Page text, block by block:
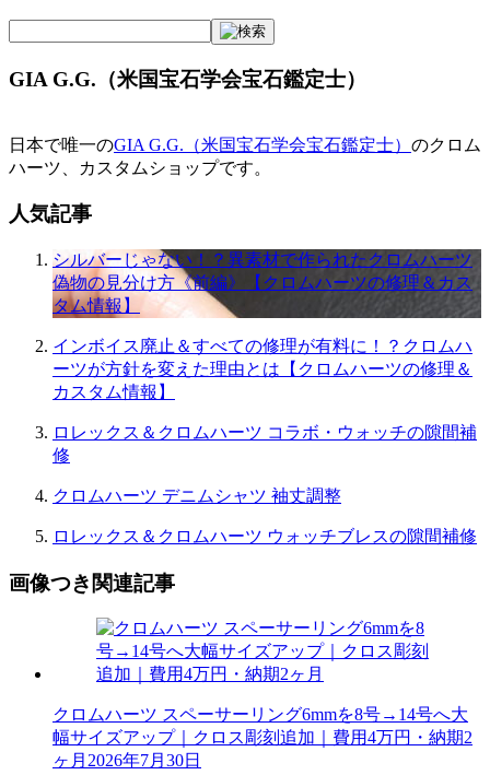
GIA G.G.（米国宝石学会宝石鑑定士）
日本で唯一のGIA G.G.（米国宝石学会宝石鑑定士） のクロム
ハーツ、カスタムショップです。
人気記事
シルバーじゃない！？異素材で作られたクロムハーツ
偽物の見分け方《前編》【クロムハーツの修理＆カス
タム情報】
インボイス廃止＆すべての修理が有料に！？クロムハ
ーツが方針を変えた理由とは【クロムハーツの修理＆
カスタム情報】
ロレックス＆クロムハーツ コラボ・ウォッチの隙間補
修
クロムハーツ デニムシャツ 袖丈調整
ロレックス＆クロムハーツ ウォッチブレスの隙間補修
画像つき関連記事
クロムハーツ スペーサーリング6mmを8号→14号へ大
幅サイズアップ｜クロス彫刻追加｜費用4万円・納期2
ヶ月 2026年7月30日